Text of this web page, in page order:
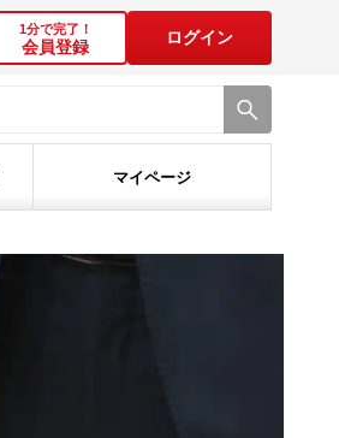
1分で完了！
会員登録
ログイン
マイページ